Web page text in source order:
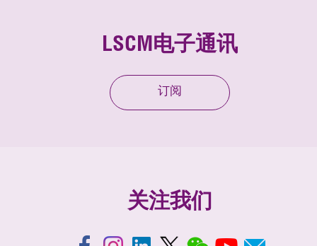
LSCM电子通讯
订阅
关注我们